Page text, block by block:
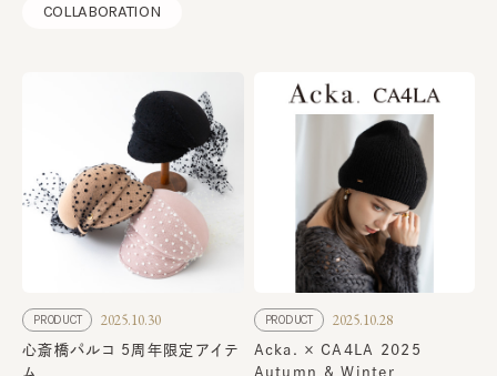
COLLABORATION
PRODUCT 2025.10.30
心斎橋パルコ 5周年限定アイテ
ム
PRODUCT 2025.10.28
Acka. × CA4LA 2025
Autumn & Winter